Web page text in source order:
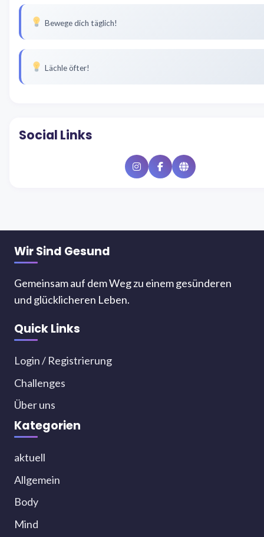
Bewege dich täglich!
Lächle öfter!
Social Links
InstagramFacebookWebsite
Wir Sind Gesund
Gemeinsam auf dem Weg zu einem gesünderen
und glücklicheren Leben.
Quick Links
Login / Registrierung
Challenges
Über uns
Kategorien
aktuell
Allgemein
Body
Mind